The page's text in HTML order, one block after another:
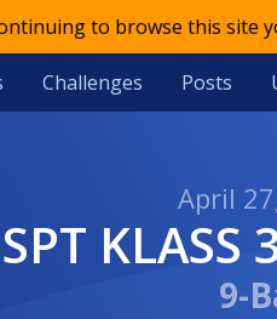
to browse this site
Challenges Posts
April
SPT KLASS
9-